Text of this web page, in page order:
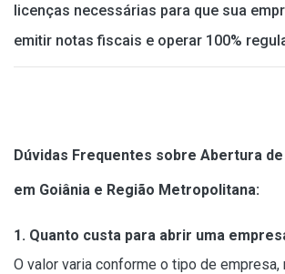
licenças necessárias para que sua
emitir notas fiscais e operar 100%
Dúvidas Frequentes sobre Abertura
em Goiânia e Região Metropolitana:
1. Quanto custa para abrir uma
O valor varia conforme o tipo de